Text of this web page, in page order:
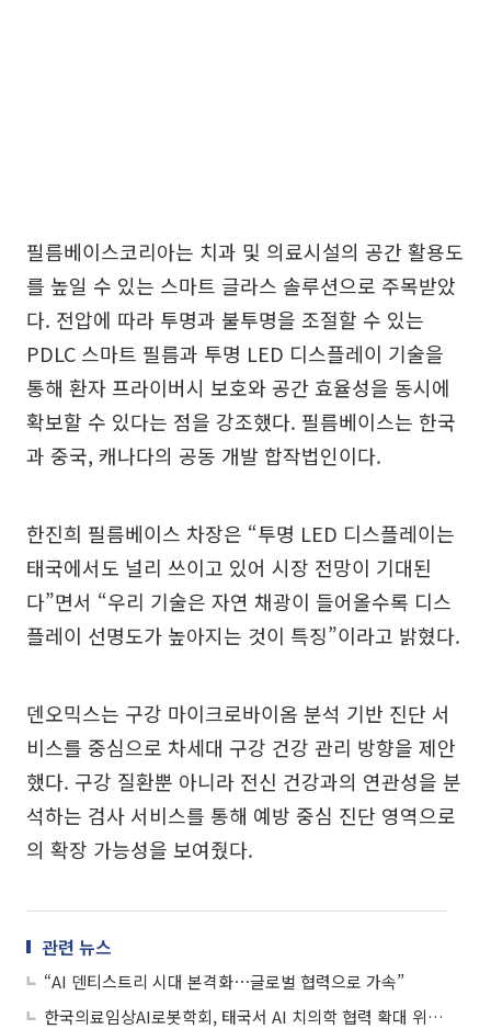
필름베이스코리아는 치과 및 의료시설의 공간 활용도
를 높일 수 있는 스마트 글라스 솔루션으로 주목받았
다. 전압에 따라 투명과 불투명을 조절할 수 있는
PDLC 스마트 필름과 투명 LED 디스플레이 기술을
통해 환자 프라이버시 보호와 공간 효율성을 동시에
확보할 수 있다는 점을 강조했다. 필름베이스는 한국
과 중국, 캐나다의 공동 개발 합작법인이다.
한진희 필름베이스 차장은 “투명 LED 디스플레이는
태국에서도 널리 쓰이고 있어 시장 전망이 기대된
다”면서 “우리 기술은 자연 채광이 들어올수록 디스
플레이 선명도가 높아지는 것이 특징”이라고 밝혔다.
덴오믹스는 구강 마이크로바이옴 분석 기반 진단 서
비스를 중심으로 차세대 구강 건강 관리 방향을 제안
했다. 구강 질환뿐 아니라 전신 건강과의 연관성을 분
석하는 검사 서비스를 통해 예방 중심 진단 영역으로
의 확장 가능성을 보여줬다.
관련 뉴스
“AI 덴티스트리 시대 본격화⋯글로벌 협력으로 가속”
한국의료임상AI로봇학회, 태국서 AI 치의학 협력 확대 위한 국제학술대회 개최